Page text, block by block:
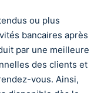
ou plus
bancaires après
par une meilleure
des clients et
vous. Ainsi,